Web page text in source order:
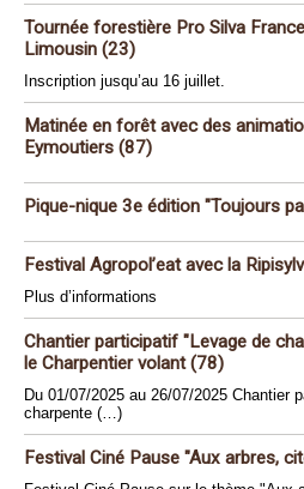
Tournée forestière Pro Silva
Limousin (23)
Inscription jusqu’au 16 juillet.
Matinée en forêt avec des
Eymoutiers (87)
Pique-nique 3e édition "Toujours
Festival Agropol’eat avec la
Plus d’informations
Chantier participatif "Levage de
le Charpentier volant (78)
Du 01/07/2025 au 26/07/2025 Chantier
charpente (…)
Festival Ciné Pause "Aux arbres,